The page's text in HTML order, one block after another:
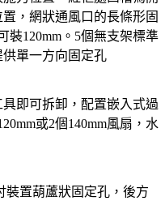
，網狀通風口的長條形固
裝120mm。5個無支架標準
單一方向固定孔
即可拆卸，配置嵌入式過
或2個140mm風扇，水
置葫蘆狀固定孔，後方